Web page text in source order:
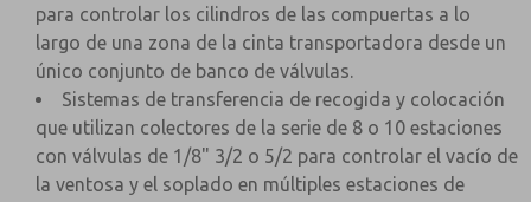
para controlar los cilindros de las compuertas a lo
largo de una zona de la cinta transportadora desde un
único conjunto de banco de válvulas.
Sistemas de transferencia de recogida y colocación
que utilizan colectores de la serie de 8 o 10 estaciones
con válvulas de 1/8" 3/2 o 5/2 para controlar el vacío de
la ventosa y el soplado en múltiples estaciones de